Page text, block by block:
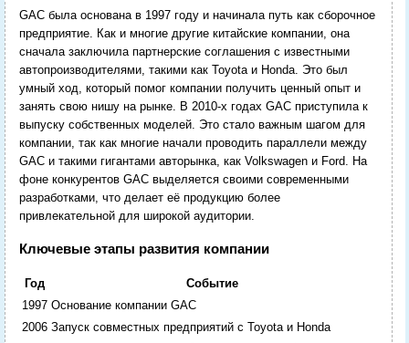
GAC была основана в 1997 году и начинала путь как сборочное
предприятие. Как и многие другие китайские компании, она
сначала заключила партнерские соглашения с известными
автопроизводителями, такими как Toyota и Honda. Это был
умный ход, который помог компании получить ценный опыт и
занять свою нишу на рынке. В 2010-х годах GAC приступила к
выпуску собственных моделей. Это стало важным шагом для
компании, так как многие начали проводить параллели между
GAC и такими гигантами авторынка, как Volkswagen и Ford. На
фоне конкурентов GAC выделяется своими современными
разработками, что делает её продукцию более
привлекательной для широкой аудитории.
Ключевые этапы развития компании
Год
Событие
1997 Основание компании GAC
2006 Запуск совместных предприятий с Toyota и Honda